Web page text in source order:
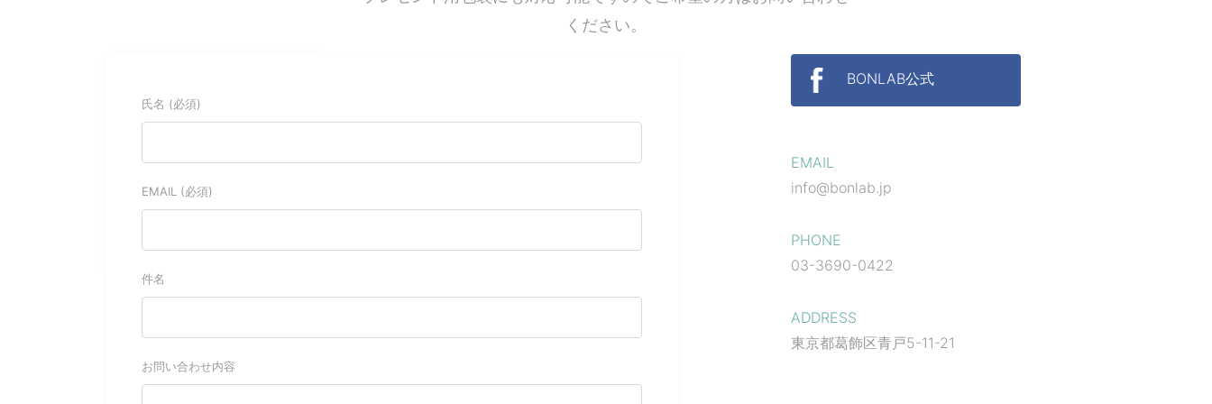
ください。
氏名 (必須)
EMAIL (必須)
件名
お問い合わせ内容
BONLAB公式
EMAIL
info@bonlab.jp
PHONE
03-3690-0422
ADDRESS
東京都葛飾区青戸5-11-21